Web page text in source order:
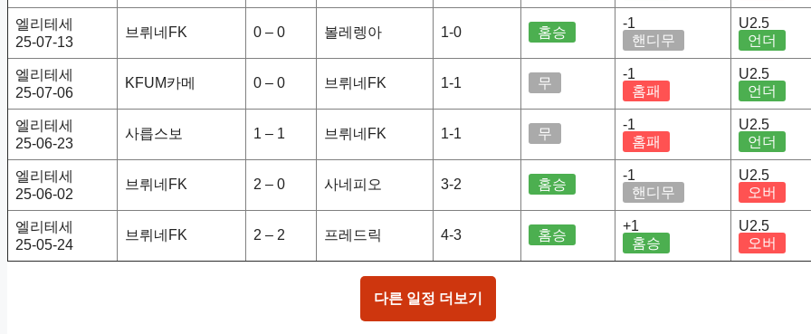
엘리테세
25-07-13
브뤼네FK 0 – 0 볼레렝아 1-0 홈승
-1
핸디무
U2.5
언더
엘리테세
25-07-06
KFUM카메 0 – 0 브뤼네FK 1-1 무
-1
홈패
U2.5
언더
엘리테세
25-06-23
사릅스보 1 – 1 브뤼네FK 1-1 무
-1
홈패
U2.5
언더
엘리테세
25-06-02
브뤼네FK 2 – 0 사네피오 3-2 홈승
-1
핸디무
U2.5
오버
엘리테세
25-05-24
브뤼네FK 2 – 2 프레드릭 4-3 홈승
+1
홈승
U2.5
오버
다른 일정 더보기